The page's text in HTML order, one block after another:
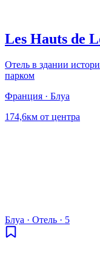
Les Hauts de
Отель в здании
парком
Франция · Блуа
174,6км от центра
Блуа · Отель · 5